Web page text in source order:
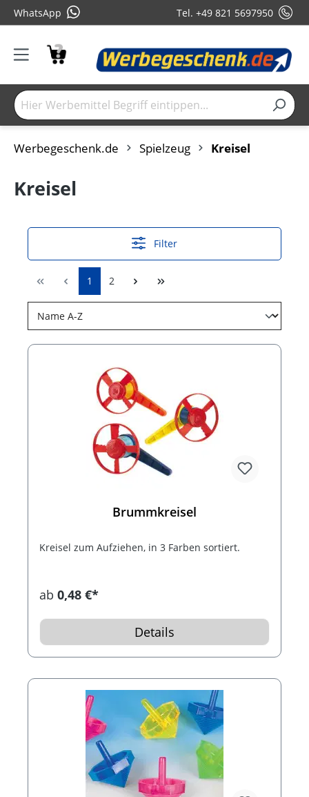
WhatsApp Tel. +49 821 5697950
Werbegeschenk.de Spielzeug Kreisel
Kreisel
Filter
1 2
Brummkreisel
Kreisel zum Aufziehen, in 3 Farben sortiert.
ab 0,48 €*
Details